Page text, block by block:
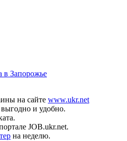
в Запорожье
на сайте www.ukr.net
выгодно и удобно.
JOB.ukr.net.
на неделю.